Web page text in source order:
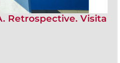
Retrospective. Visita